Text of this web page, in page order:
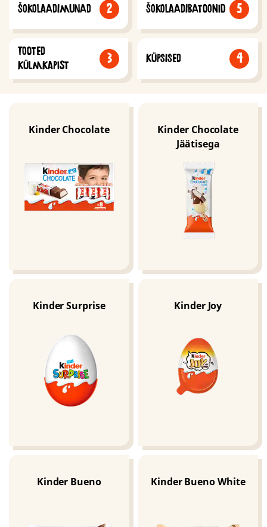
ŠOKOLAADIMUNAD 2 ŠOKOLAADIBATOONID 5
TOOTED
KÜLMKAPIST
3 KÜPSISED 4
Kinder Chocolate
Kinder Chocolate
Jäätisega
Kinder Surprise Kinder Joy
Kinder Bueno Kinder Bueno White